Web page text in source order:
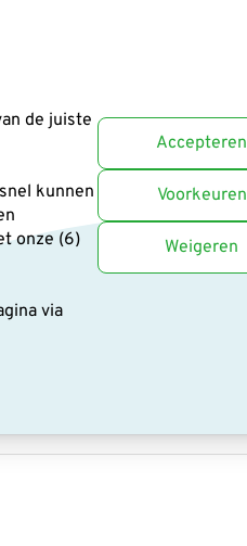
de juiste
kunnen
onze (6)
via
Accepteren
Voorkeuren
Weigeren
Cadeaus en boeken
on Case tbv